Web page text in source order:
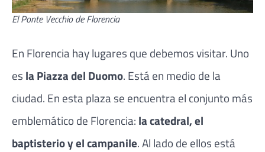
El Ponte Vecchio de Florencia
En Florencia hay lugares que debemos visitar. Uno
es la Piazza del Duomo. Está en medio de la
ciudad. En esta plaza se encuentra el conjunto más
emblemático de Florencia: la catedral, el
baptisterio y el campanile. Al lado de ellos está